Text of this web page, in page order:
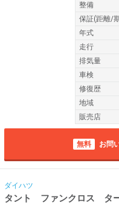
整備
保証(距離/
年式
走行
排気量
車検
修復歴
地域
販売店
無料 お問
ダイハツ
タント ファンクロス タ